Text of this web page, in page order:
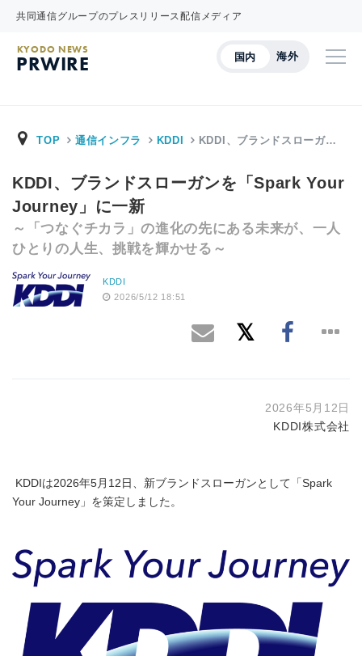
共同通信グループのプレスリリース配信メディア
国内 海外
KYODO NEWS
PRWIRE
TOP 通信インフラ KDDI KDDI、ブランドスローガ…
KDDI、ブランドスローガンを「Spark Your
Journey」に一新
～「つなぐチカラ」の進化の先にある未来が、一人
ひとりの人生、挑戦を輝かせる～
KDDI
2026/5/12 18:51
2026年5月12日
KDDI株式会社
KDDIは2026年5月12日、新ブランドスローガンとして「Spark
Your Journey」を策定しました。